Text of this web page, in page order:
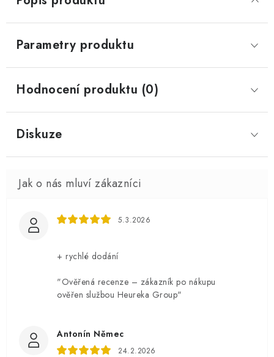
Parametry produktu
Hodnocení produktu (0)
Diskuze
5.3.2026
+ rychlé dodání
"Ověřená recenze – zákazník po nákupu
ověřen službou Heureka Group"
Antonín Němec
24.2.2026